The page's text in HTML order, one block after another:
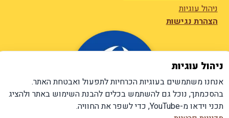
ניהול עוגיות
אנחנו משתמשים בעוגיות הכרחיות לתפעול ואבטחת האתר.
בהסכמתך, נוכל גם להשתמש בכלים להבנת השימוש באתר ולהציג
תכני וידאו מ-YouTube, כדי לשפר את החוויה.
ניהול עוגיות
הצהרת נגישות